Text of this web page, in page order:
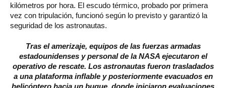
kilómetros por hora. El escudo térmico, probado por primera
vez con tripulación, funcionó según lo previsto y garantizó la
seguridad de los astronautas.
Tras el amerizaje, equipos de las fuerzas armadas
estadounidenses y personal de la NASA ejecutaron el
operativo de rescate. Los astronautas fueron trasladados
a una plataforma inflable y posteriormente evacuados en
helicóptero hacia un buque, donde iniciaron evaluaciones